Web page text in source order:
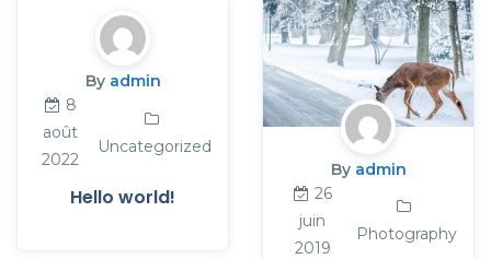
By admin
8
août
2022
Uncategorized
Hello world!
By admin
26
juin
2019
Photography